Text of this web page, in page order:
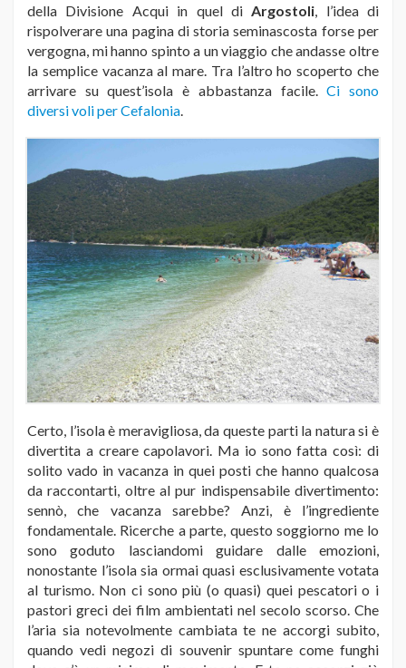
della Divisione Acqui in quel diArgostoli, l’idea di
rispolverare una pagina di storia seminascosta forse per
vergogna, mi hanno spinto a un viaggio che andasse oltre
la semplice vacanza al mare. Tra l’altro ho scoperto che
arrivare su quest’isola è abbastanza facile.Ci sono
diversi voli per Cefalonia.
Certo, l’isola è meravigliosa, da queste parti la natura si è
divertita a creare capolavori. Ma io sono fatta così: di
solito vado in vacanza in quei posti che hanno qualcosa
da raccontarti, oltre al pur indispensabile divertimento:
sennò, che vacanza sarebbe? Anzi, è l’ingrediente
fondamentale. Ricerche a parte, questo soggiorno me lo
sono goduto lasciandomi guidare dalle emozioni,
nonostante l’isola sia ormai quasi esclusivamente votata
al turismo. Non ci sono più (o quasi) quei pescatori o i
pastori greci dei film ambientati nel secolo scorso. Che
l’aria sia notevolmente cambiata te ne accorgi subito,
quando vedi negozi di souvenir spuntare come funghi